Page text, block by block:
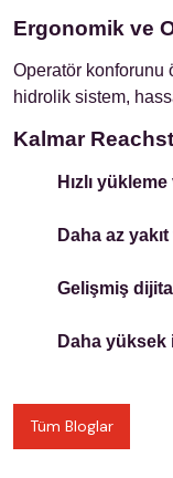
Ergonomik ve
Operatör konforunu
hidrolik sistem,
Kalmar
Hızlı
Daha az
Gelişmiş
Daha yüksek
Tüm Bloglar